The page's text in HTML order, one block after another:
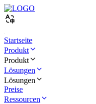
Startseite
Produkt
Produkt
Lösungen
Lösungen
Preise
Ressourcen